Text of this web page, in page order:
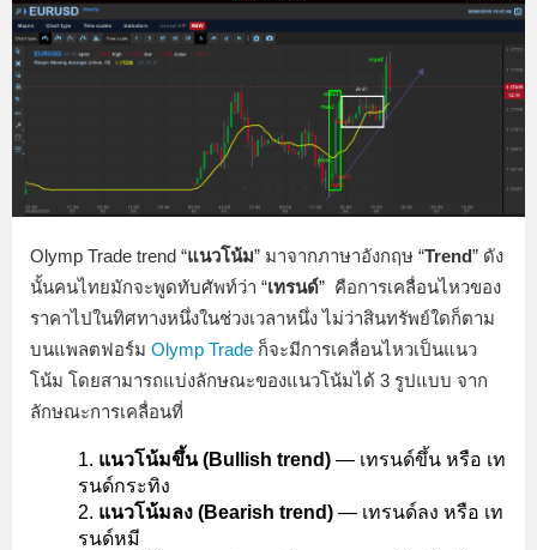
Olymp Trade trend “แนวโน้ม” มาจากภาษาอังกฤษ “Trend” ดัง
นั้นคนไทยมักจะพูดทับศัพท์ว่า “เทรนด์” คือการเคลื่อนไหวของ
ราคาไปในทิศทางหนึ่งในช่วงเวลาหนึ่ง ไม่ว่าสินทรัพย์ใดก็ตาม
บนแพลตฟอร์ม Olymp Trade ก็จะมีการเคลื่อนไหวเป็นแนว
โน้ม โดยสามารถแบ่งลักษณะของแนวโน้มได้ 3 รูปแบบ จาก
ลักษณะการเคลื่อนที่
แนวโน้มขึ้น (Bullish trend) — เทรนด์ขึ้น หรือ เท
รนด์กระทิง
แนวโน้มลง (Bearish trend) — เทรนด์ลง หรือ เท
รนด์หมี